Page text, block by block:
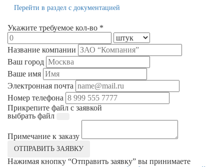
Перейти в раздел с документацией
Укажите требуемое кол-во *
Название компании
Ваш город
Ваше имя
Электронная почта
Номер телефона
Прикрепите файл с заявкой
выбрать файл
Примечание к заказу
ОТПРАВИТЬ ЗАЯВКУ
Нажимая кнопку “Отправить заявку” вы принимаете